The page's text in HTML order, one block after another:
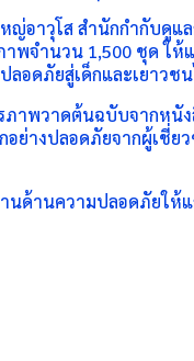
อาวุโส สำนักกำกับดูแ
จำนวน 1,500 ชุด ให้
ลอดภัยสู่เด็กและเยาวช
ภาพวาดต้นฉบับจากหนั
อย่างปลอดภัยจากผู้เชี่
นด้านความปลอดภัยให้